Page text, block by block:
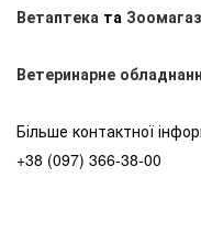
Ветаптека та
Ветеринарне
Більше контактної
+38 (097) 366-38-00